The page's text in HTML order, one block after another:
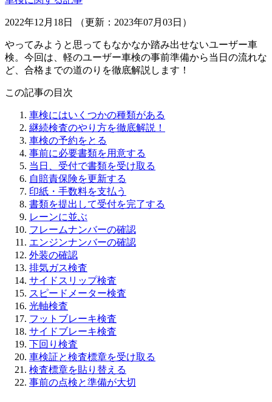
2022年12月18日 （更新：2023年07月03日）
やってみようと思ってもなかなか踏み出せないユーザー車
検。今回は、軽のユーザー車検の事前準備から当日の流れな
ど、合格までの道のりを徹底解説します！
この記事の目次
車検にはいくつかの種類がある
継続検査のやり方を徹底解説！
車検の予約をとる
事前に必要書類を用意する
当日、受付で書類を受け取る
自賠責保険を更新する
印紙・手数料を支払う
書類を提出して受付を完了する
レーンに並ぶ
フレームナンバーの確認
エンジンナンバーの確認
外装の確認
排気ガス検査
サイドスリップ検査
スピードメーター検査
光軸検査
フットブレーキ検査
サイドブレーキ検査
下回り検査
車検証と検査標章を受け取る
検査標章を貼り替える
事前の点検と準備が大切